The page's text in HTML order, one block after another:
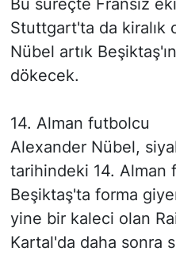
Bu süreçte Fransız
Stuttgart'ta da kiralık
Nübel artık
dökecek.
14. Alman futbolcu
Alexander Nübel,
tarihindeki 14. Alman
Beşiktaş'ta forma
yine bir kaleci olan
Kartal'da daha sonra